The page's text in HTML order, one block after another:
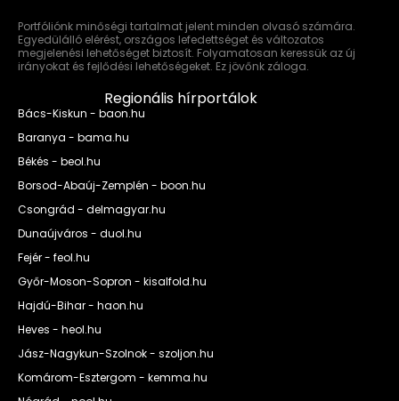
Portfóliónk minőségi tartalmat jelent minden olvasó számára.
Egyedülálló elérést, országos lefedettséget és változatos
megjelenési lehetőséget biztosít. Folyamatosan keressük az új
irányokat és fejlődési lehetőségeket. Ez jövőnk záloga.
Regionális hírportálok
Bács-Kiskun - baon.hu
Baranya - bama.hu
Békés - beol.hu
Borsod-Abaúj-Zemplén - boon.hu
Csongrád - delmagyar.hu
Dunaújváros - duol.hu
Fejér - feol.hu
Győr-Moson-Sopron - kisalfold.hu
Hajdú-Bihar - haon.hu
Heves - heol.hu
Jász-Nagykun-Szolnok - szoljon.hu
Komárom-Esztergom - kemma.hu